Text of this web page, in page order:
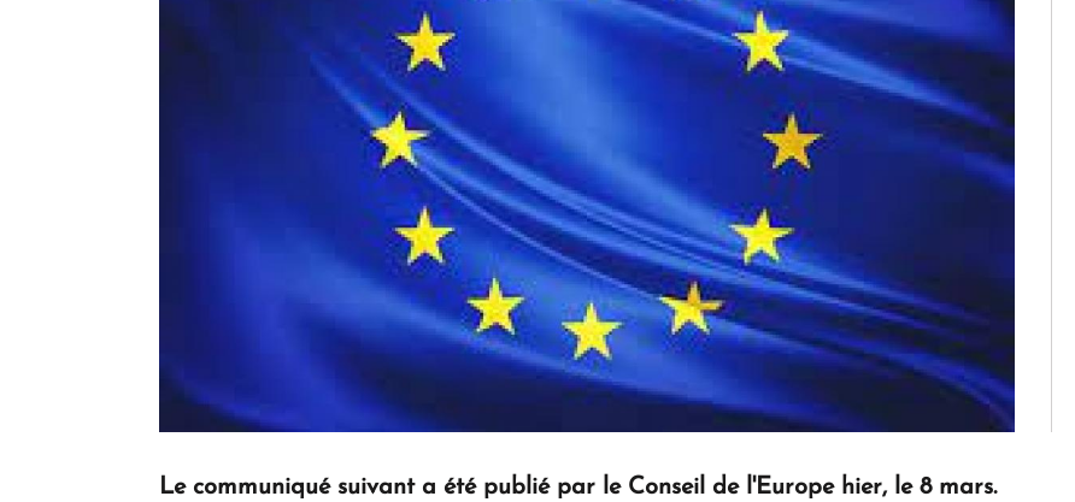
Le communiqué suivant a été publié par le Conseil de l'Europe hier, le 8 mars.